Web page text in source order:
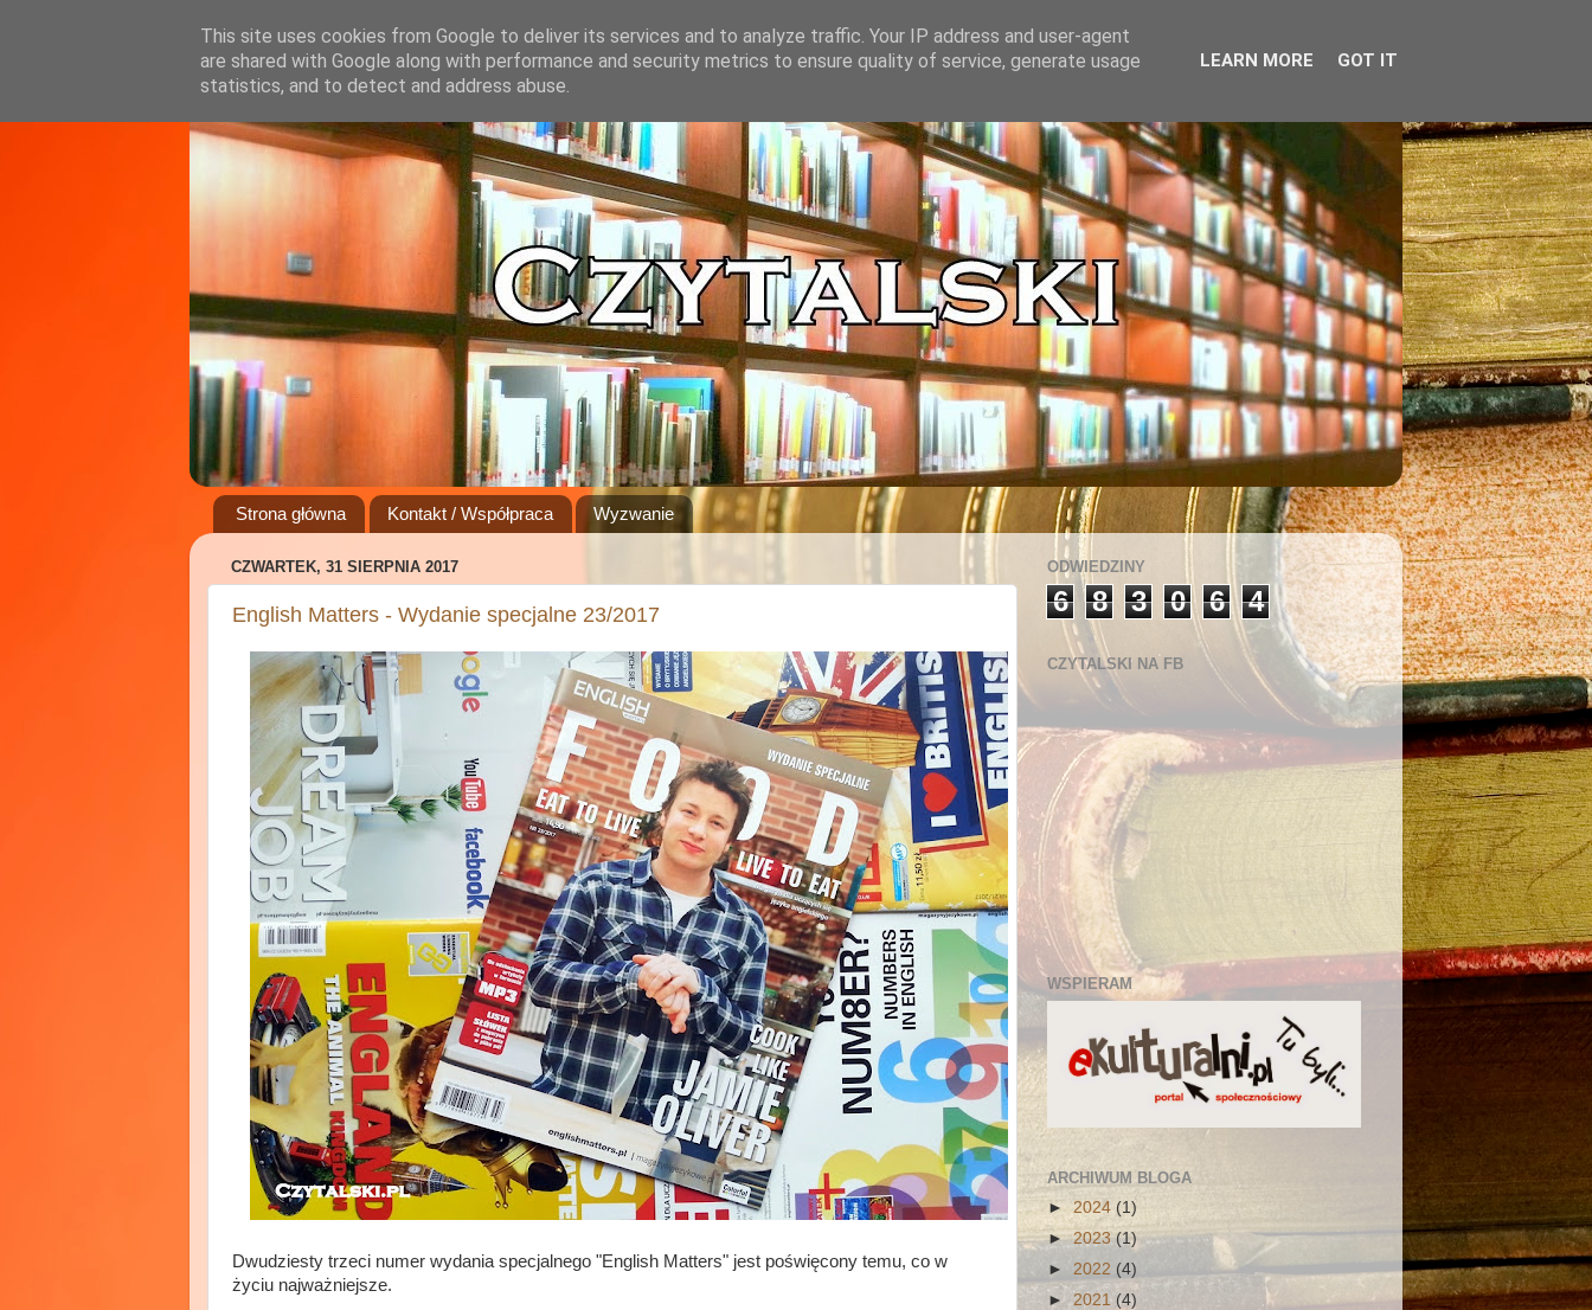
Strona główna Kontakt / Współpraca Wyzwanie
CZWARTEK, 31 SIERPNIA 2017
English Matters - Wydanie specjalne 23/2017
Dwudziesty trzeci numer wydania specjalnego "English Matters" jest poświęcony temu, co w
życiu najważniejsze.
ODWIEDZINY
6 8 3 0 6 4
CZYTALSKI NA FB
WSPIERAM
ARCHIWUM BLOGA
► 2024 (1)
►2023(1)
► 2022 (4)
►2021 (4)
This site uses cookies from Google to deliver its services and to analyze traffic. Your IP address and user-agent
are shared with Google along with performance and security metrics to ensure quality of service, generate usage
statistics, and to detect and address abuse.
LEARN MORE GOT IT